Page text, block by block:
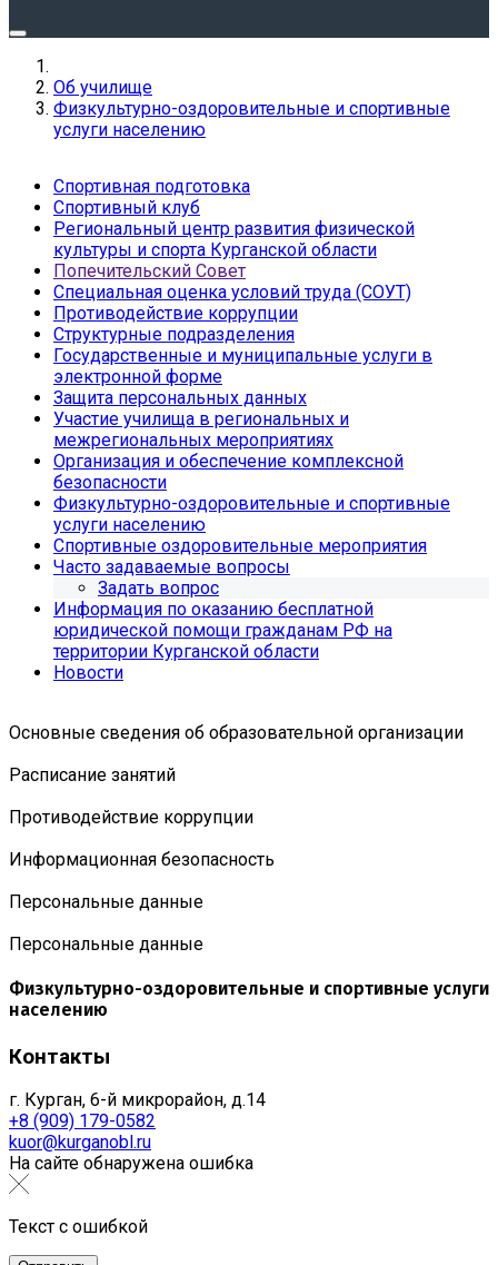
Об училище
Физкультурно-оздоровительные и спортивные
услуги населению
Спортивная подготовка
Спортивный клуб
Региональный центр развития физической
культуры и спорта Курганской области
Попечительский Совет
Специальная оценка условий труда (СОУТ)
Противодействие коррупции
Структурные подразделения
Государственные и муниципальные услуги в
электронной форме
Защита персональных данных
Участие училища в региональных и
межрегиональных мероприятиях
Организация и обеспечение комплексной
безопасности
Физкультурно-оздоровительные и спортивные
услуги населению
Спортивные оздоровительные мероприятия
Часто задаваемые вопросы
Задать вопрос
Информация по оказанию бесплатной
юридической помощи гражданам РФ на
территории Курганской области
Новости
Основные сведения об образовательной организации
Расписание занятий
Противодействие коррупции
Информационная безопасность
Персональные данные
Персональные данные
Физкультурно-оздоровительные и спортивные услуги
населению
Контакты
г. Курган, 6-й микрорайон, д.14
+8 (909) 179-0582
kuor@kurganobl.ru
На сайте обнаружена ошибка
Текст с ошибкой